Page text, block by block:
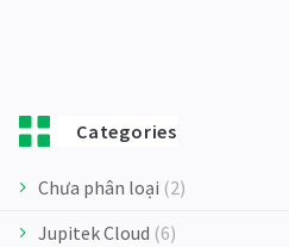
Categories
Chưa phân loại (2)
Jupitek Cloud (6)